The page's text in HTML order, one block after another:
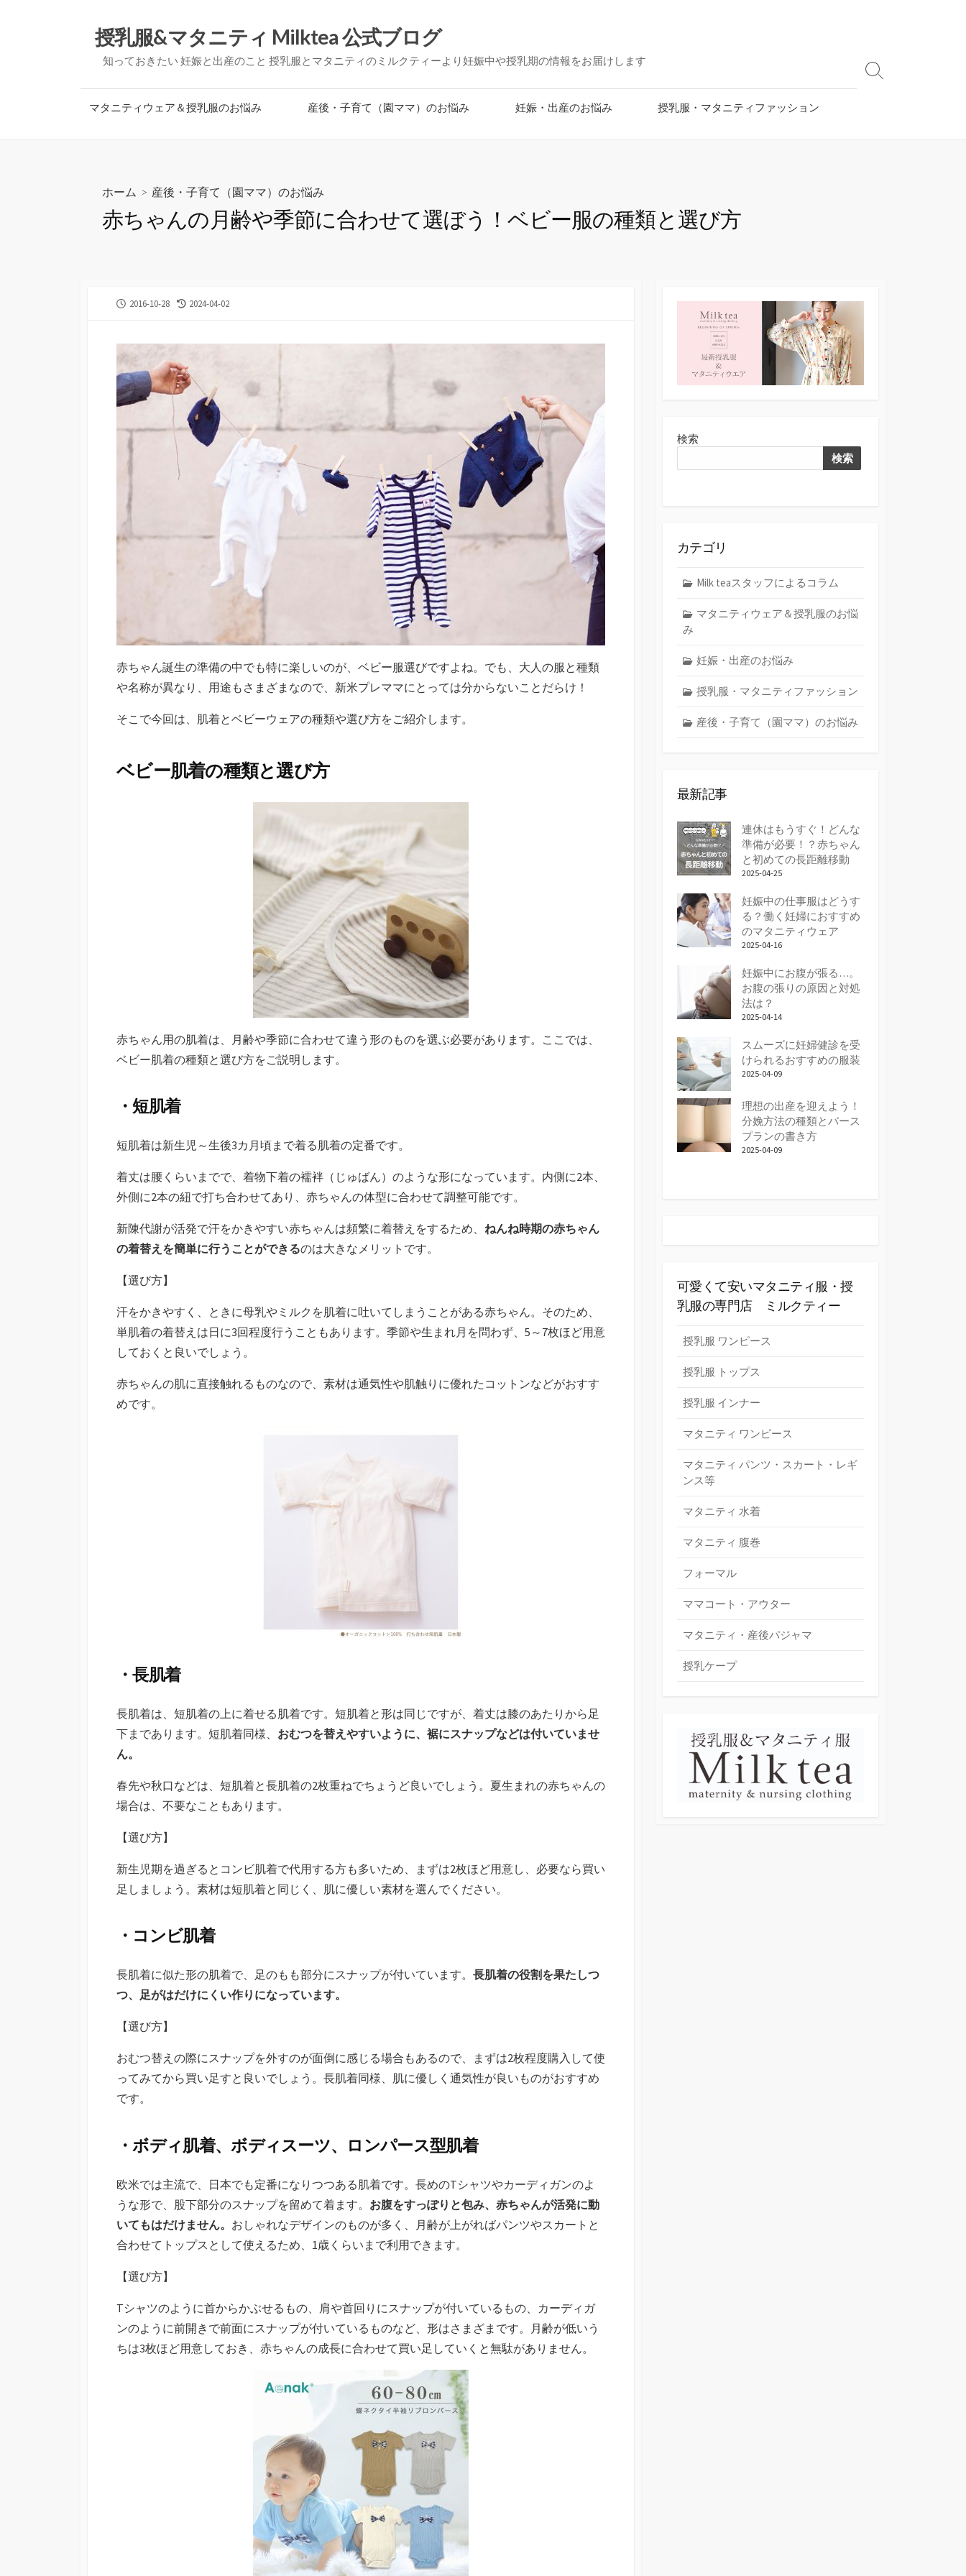
キ
授乳服&マタニティ Milktea 公式ブログ
知っておきたい 妊娠と出産のこと 授乳服とマタニティのミルクティーより妊娠中や授乳期の情報をお届けします
マタニティウェア＆授乳服のお悩み 産後・子育て（園ママ）のお悩み 妊娠・出産のお悩み 授乳服・マタニティファッション
検
ホーム > 産後・子育て（園ママ）のお悩み
赤ちゃんの月齢や季節に合わせて選ぼう！ベビー服の種類と選び方
公
2016-10-28
最
新
2024-04-02
赤ちゃん誕生の準備の中でも特に楽しいのが、ベビー服選びですよね。でも、大人の服と種類
や名称が異なり、用途もさまざまなので、新米プレママにとっては分からないことだらけ！
そこで今回は、肌着とベビーウェアの種類や選び方をご紹介します。
ベビー肌着の種類と選び方
赤ちゃん用の肌着は、月齢や季節に合わせて違う形のものを選ぶ必要があります。ここでは、
ベビー肌着の種類と選び方をご説明します。
・短肌着
短肌着は新生児～生後3カ月頃まで着る肌着の定番です。
着丈は腰くらいまでで、着物下着の襦袢（じゅばん）のような形になっています。内側に2本、
外側に2本の紐で打ち合わせてあり、赤ちゃんの体型に合わせて調整可能です。
新陳代謝が活発で汗をかきやすい赤ちゃんは頻繁に着替えをするため、 ねんね時期の赤ちゃん
の着替えを簡単に行うことができるのは大きなメリットです。
【選び方】
汗をかきやすく、ときに母乳やミルクを肌着に吐いてしまうことがある赤ちゃん。そのため、
単肌着の着替えは日に3回程度行うこともあります。季節や生まれ月を問わず、5～7枚ほど用意
しておくと良いでしょう。
赤ちゃんの肌に直接触れるものなので、素材は通気性や肌触りに優れたコットンなどがおすす
めです。
・長肌着
長肌着は、短肌着の上に着せる肌着です。短肌着と形は同じですが、着丈は膝のあたりから足
下まであります。短肌着同様、 おむつを替えやすいように、裾にスナップなどは付いていませ
ん。
春先や秋口などは、短肌着と長肌着の2枚重ねでちょうど良いでしょう。夏生まれの赤ちゃんの
場合は、不要なこともあります。
【選び方】
新生児期を過ぎるとコンビ肌着で代用する方も多いため、まずは2枚ほど用意し、必要なら買い
足しましょう。素材は短肌着と同じく、肌に優しい素材を選んでください。
・コンビ肌着
長肌着に似た形の肌着で、足のもも部分にスナップが付いています。 長肌着の役割を果たしつ
つ、足がはだけにくい作りになっています。
【選び方】
おむつ替えの際にスナップを外すのが面倒に感じる場合もあるので、まずは2枚程度購入して使
ってみてから買い足すと良いでしょう。長肌着同様、肌に優しく通気性が良いものがおすすめ
です。
・ボディ肌着、ボディスーツ、ロンパース型肌着
欧米では主流で、日本でも定番になりつつある肌着です。長めのTシャツやカーディガンのよ
うな形で、股下部分のスナップを留めて着ます。 お腹をすっぽりと包み、赤ちゃんが活発に動
いてもはだけません。 おしゃれなデザインのものが多く、月齢が上がればパンツやスカートと
合わせてトップスとして使えるため、1歳くらいまで利用できます。
【選び方】
Tシャツのように首からかぶせるもの、肩や首回りにスナップが付いているもの、カーディガ
ンのように前開きで前面にスナップが付いているものなど、形はさまざまです。月齢が低いう
ちは3枚ほど用意しておき、赤ちゃんの成長に合わせて買い足していくと無駄がありません。
検索
検索
カテゴリ
Milk teaスタッフによるコラム
マタニティウェア＆授乳服のお悩
み
妊娠・出産のお悩み
授乳服・マタニティファッション
産後・子育て（園ママ）のお悩み
最新記事
連休はもうすぐ！どんな
準備が必要！？赤ちゃん
と初めての長距離移動
2025-04-25
妊娠中の仕事服はどうす
る？働く妊婦におすすめ
のマタニティウェア
2025-04-16
妊娠中にお腹が張る…。
お腹の張りの原因と対処
法は？
2025-04-14
スムーズに妊婦健診を受
けられるおすすめの服装
2025-04-09
理想の出産を迎えよう！
分娩方法の種類とバース
プランの書き方
2025-04-09
可愛くて安いマタニティ服・授
乳服の専門店 ミルクティー
授乳服 ワンピース
授乳服 トップス
授乳服 インナー
マタニティ ワンピース
マタニティ パンツ・スカート・レギ
ンス等
マタニティ 水着
マタニティ 腹巻
フォーマル
ママコート・アウター
マタニティ・産後パジャマ
授乳ケープ